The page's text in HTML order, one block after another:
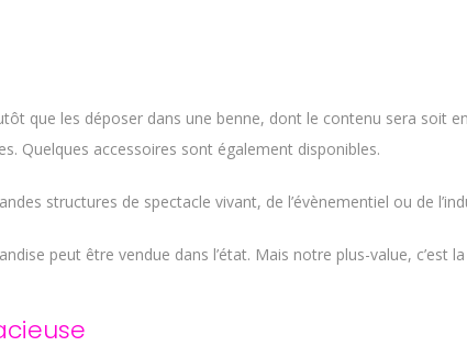
que les déposer dans une benne, dont le contenu sera soit
Quelques accessoires sont également disponibles.
structures de spectacle vivant, de l’évènementiel ou de
peut être vendue dans l’état. Mais notre plus-value, c’est